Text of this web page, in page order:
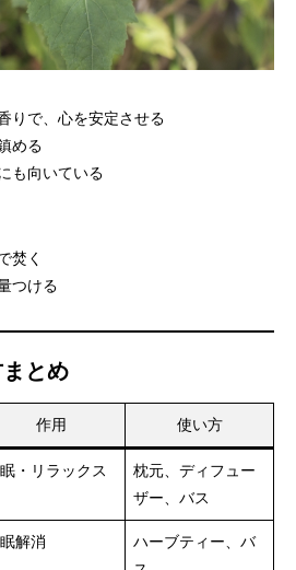
りで、心を安定させる
める
も向いている
焚く
つける
とめ
作用 使い方
・リラックス
枕元、ディフュー
ザー、バス
解消
ハーブティー、バ